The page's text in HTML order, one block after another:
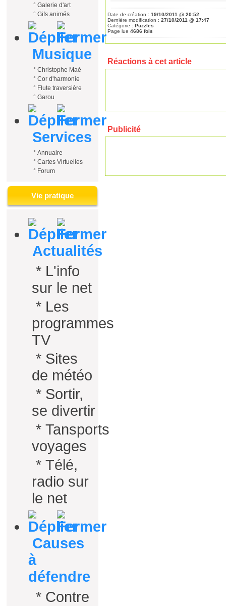
° Galerie d'art
° Gifs animés
Musique
° Christophe Maé
° Cor d'harmonie
° Flute traversière
° Garou
Services
° Annuaire
° Cartes Virtuelles
° Forum
Vie pratique
Actualités
* L'info
sur le net
* Les
programmes
TV
* Sites
de météo
* Sortir,
se divertir
* Tansports
voyages
* Télé,
radio sur
le net
Causes
à
défendre
* Contre
Date de création : 19/10/2011 @ 20:52
Dernière modification : 27/10/2011 @ 17:47
Catégorie : Puzzles
Page lue 4686 fois
Réactions à cet article
Publicité